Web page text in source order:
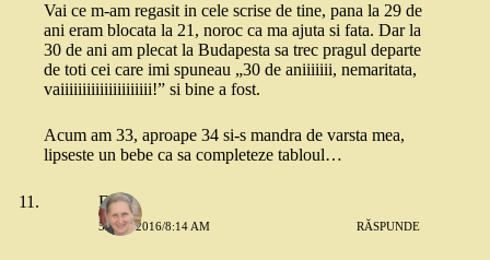
Vai ce m-am regasit in cele scrise de tine, pana la 29 de
ani eram blocata la 21, noroc ca ma ajuta si fata. Dar la
30 de ani am plecat la Budapesta sa trec pragul departe
de toti cei care imi spuneau „30 de aniiiiiii, nemaritata,
vaiiiiiiiiiiiiiiiiiiiii!” si bine a fost.
Acum am 33, aproape 34 si-s mandra de varsta mea,
lipseste un bebe ca sa completeze tabloul…
Eliza
5 MAI 2016/8:14 AM RĂSPUNDE